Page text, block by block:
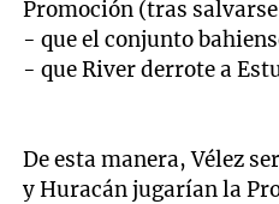
Promoción (tras
- que el conjunto
- que River derrote a
De esta manera, Vélez
y Huracán jugarían la